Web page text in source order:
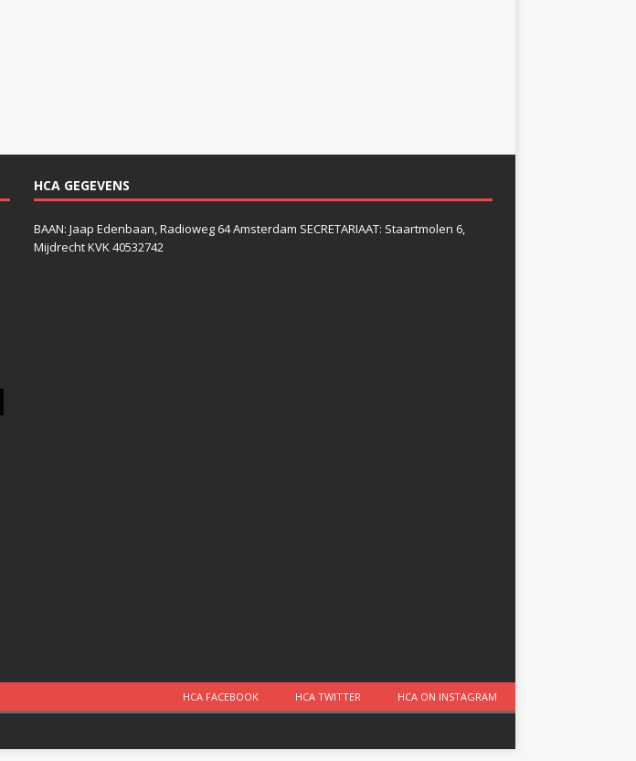
HCA GEGEVENS
BAAN: Jaap Edenbaan, Radioweg 64 Amsterdam SECRETARIAAT: Staartmolen 6,
Mijdrecht KVK 40532742
HCA FACEBOOK HCA TWITTER HCA ON INSTAGRAM